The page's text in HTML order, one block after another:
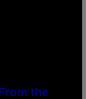
the